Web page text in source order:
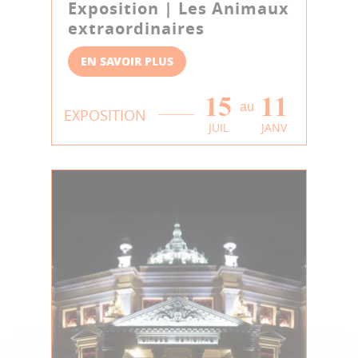
Exposition | Les Animaux
extraordinaires
EN SAVOIR PLUS
EXPOSITION 15
JUIL
au 11
JANV